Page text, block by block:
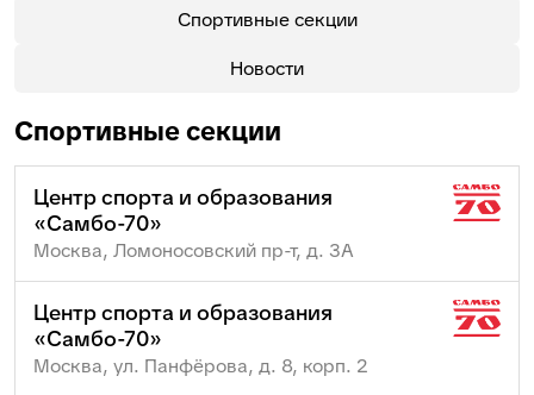
Спортивные секции
Новости
Спортивные секции
Центр спорта и образования
«Самбо-70»
Москва, Ломоносовский пр-т, д. 3А
Центр спорта и образования
«Самбо-70»
Москва, ул. Панфёрова, д. 8, корп. 2